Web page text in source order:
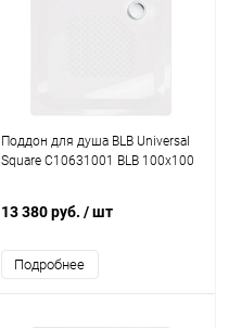
Поддон для душа BLB Universal
Square C10631001 BLB 100х100
13 380 руб. / шт
Подробнее